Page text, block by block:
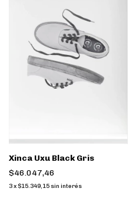
Xinca Uxu Black Gris
$46.047,46
3x $15.349,15 sin interés